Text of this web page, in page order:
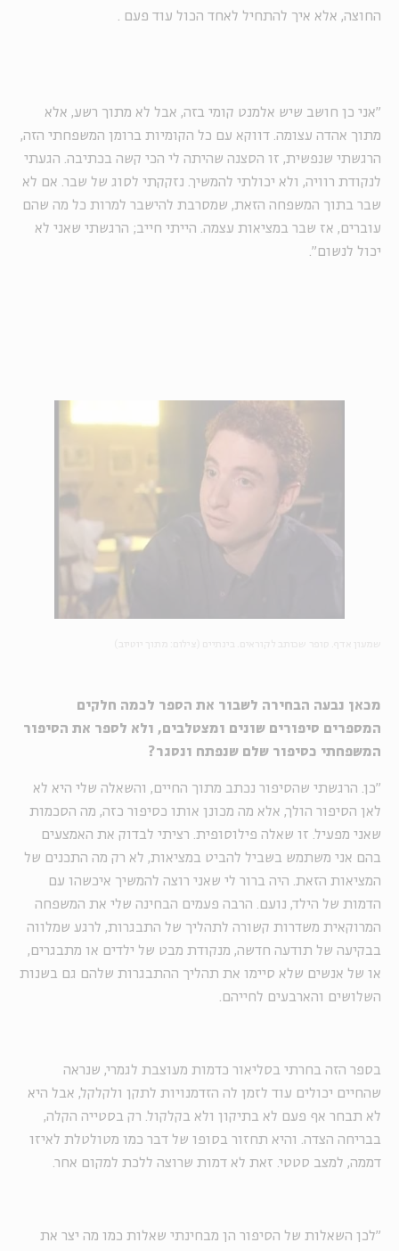
החוצה, אלא איך להתחיל לאחד הכול עוד פעם
"אני כן חושב שיש אלמנט קומי בזה, אבל לא מתוך רשע, אלא
מתוך אהדה עצומה. דווקא עם כל הקומיות ברומן המשפחתי הזה,
הרגשתי שנפשית, זו הסצנה שהיתה לי הכי קשה בכתיבה. הגעתי
לנקודת רוויה, ולא יכולתי להמשיך. נזקקתי לסוג של שבר. אם לא
שבר בתוך המשפחה הזאת, שמסרבת להישבר למרות כל מה שהם
עוברים, אז שבר במציאות עצמה. הייתי חייב; הרגשתי שאני לא
יכול לנשום״
מכאן נבעה הבחירה לשבור את הספר לכמה חלקים
המספרים סיפורים שונים ומצטלבים, ולא לספר את הסיפור
המשפחתי כסיפור שלם שנפתח ונסגר?
״כן. הרגשתי שהסיפור נכתב מתוך החיים, והשאלה שלי היא לא
לאן הסיפור הולך, אלא מה מכונן אותו כסיפור כזה, מה הסכמות
שאני מפעיל. זו שאלה פילוסופית. רציתי לבדוק את האמצעים
בהם אני משתמש בשביל להביט במציאות, לא רק מה התכנים של
המציאות הזאת. היה ברור לי שאני רוצה להמשיך איכשהו עם
הדמות של הילד, נועם. הרבה פעמים הבחינה שלי את המשפחה
המרוקאית משדרות קשורה לתהליך של התבגרות, לרגע שמלווה
בבקיעה של תודעה חדשה, מנקודת מבט של ילדים או מתבגרים,
או של אנשים שלא סיימו את תהליך ההתבגרות שלהם גם בשנות
השלושים והארבעים לחייהם.
בספר הזה בחרתי בסליאור כדמות מעוצבת לגמרי, שנראה
שהחיים יכולים עוד לזמן לה הזדמנויות לתקן ולקלקל, אבל היא
לא תבחר אף פעם לא בתיקון ולא בקלקול. רק בסטייה הקלה,
בבריחה הצדה. והיא תחזור בסופו של דבר כמו מטולטלת לאיזו
דממה, למצב סטטי. זאת לא דמות שרוצה ללכת למקום אחר.
"לכן השאלות של הסיפור הן מבחינתי שאלות כמו מה יצר את